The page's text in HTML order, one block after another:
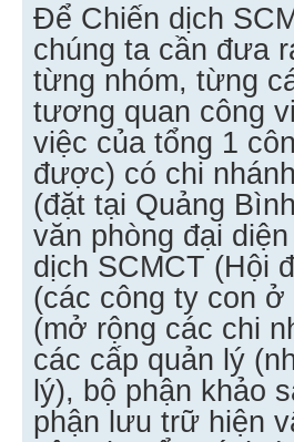
Để Chiến dịch
chúng ta cần đưa
từng nhóm, từng
tương quan công
việc của tổng 1
được) có chi
(đặt tại Quảng
văn phòng đại
dịch SCMCT (Hội
(các công ty con
(mở rộng các chi
các cấp quản lý
lý), bộ phận khảo
phận lưu trữ hiện